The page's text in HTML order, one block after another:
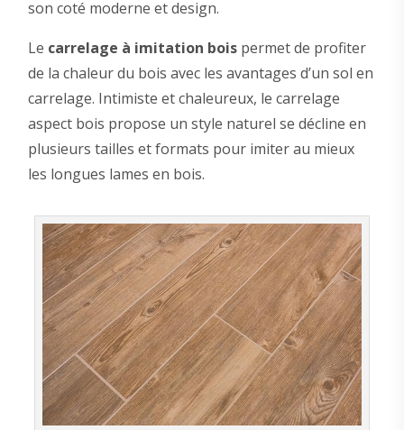
son coté moderne et design.
Le carrelage à imitation boispermet de profiter
de la chaleur du bois avec les avantages d’un sol en
carrelage. Intimiste et chaleureux, le carrelage
aspect bois propose un style naturel se décline en
plusieurs tailles et formats pour imiter au mieux
les longues lames en bois.